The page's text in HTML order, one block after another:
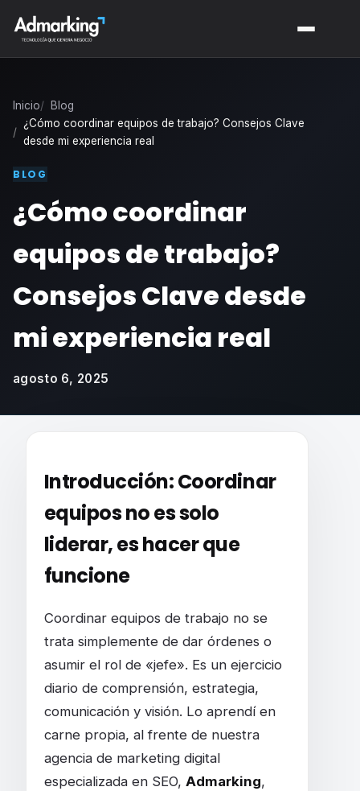
Inicio
Blog
¿Cómo coordinar equipos de trabajo? Consejos Clave
desde mi experiencia real
BLOG
¿Cómo coordinar
equipos de trabajo?
Consejos Clave desde
mi experiencia real
agosto 6, 2025
Introducción: Coordinar
equipos no es solo
liderar, es hacer que
funcione
Coordinar equipos de trabajo no se
trata simplemente de dar órdenes o
asumir el rol de «jefe». Es un ejercicio
diario de comprensión, estrategia,
comunicación y visión. Lo aprendí en
carne propia, al frente de nuestra
agencia de marketing digital
especializada en SEO, Admarking,